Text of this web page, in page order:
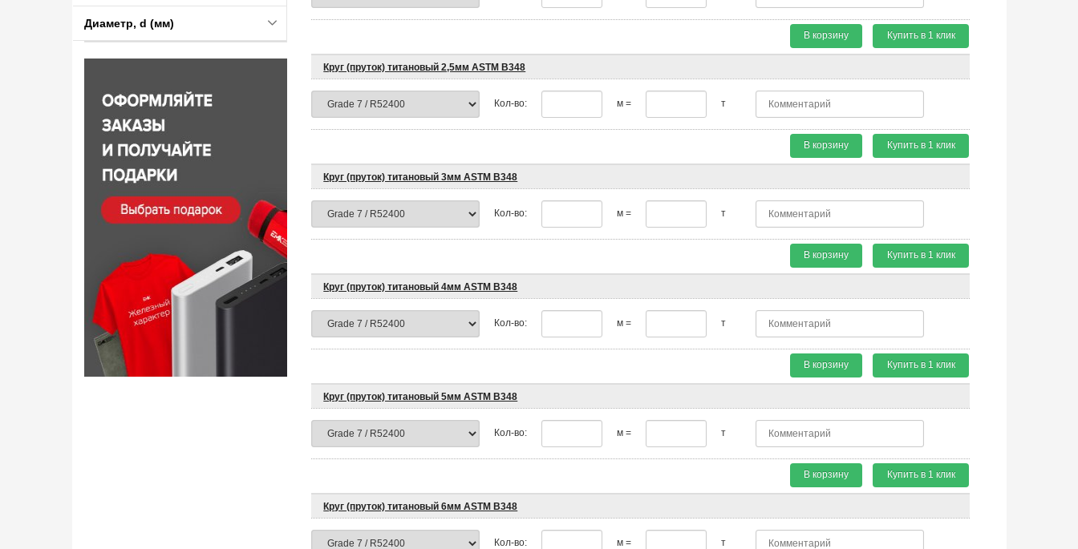
Диаметр, d (мм)
В корзину Купить в 1 клик
Круг (пруток) титановый 2,5мм ASTM B348
Кол-во: м = т
В корзину Купить в 1 клик
Круг (пруток) титановый 3мм ASTM B348
Кол-во: м = т
В корзину Купить в 1 клик
Круг (пруток) титановый 4мм ASTM B348
Кол-во: м = т
В корзину Купить в 1 клик
Круг (пруток) титановый 5мм ASTM B348
Кол-во: м = т
В корзину Купить в 1 клик
Круг (пруток) титановый 6мм ASTM B348
Кол-во: м = т